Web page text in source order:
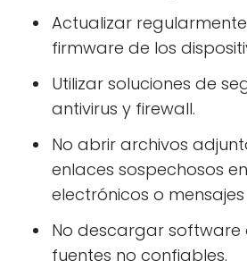
Actualizar
firmware de los
Utilizar soluciones de
antivirus y firewall.
No abrir archivos
enlaces sospechosos
electrónicos o
No descargar software
fuentes no confiables.